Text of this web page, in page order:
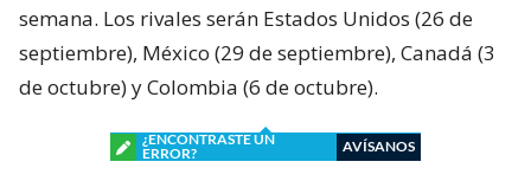
semana. Los rivales serán Estados Unidos (26 de
septiembre), México (29 de septiembre), Canadá (3
de octubre) y Colombia (6 de octubre).
¿ENCONTRASTE UN
ERROR?
AVÍSANOS